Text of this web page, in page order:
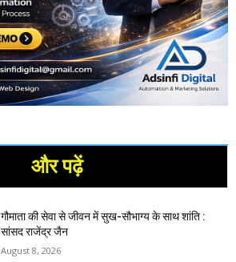
और पढ़ें
गौमाता की सेवा से जीवन में सुख-सौभाग्य के साथ शांति :
सांसद राजेंद्र जैन
August 8, 2026